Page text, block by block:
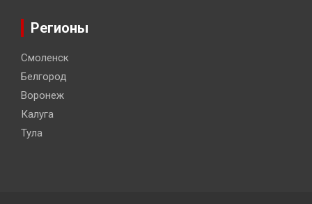
Регионы
Смоленск
Белгород
Воронеж
Калуга
Тула